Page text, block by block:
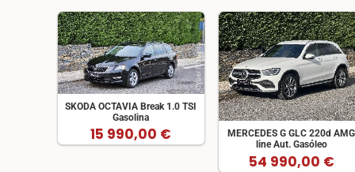
SKODA OCTAVIA Break 1.0 TSI
Gasolina
15 990,00 €
MERCEDES G GLC 220d AMG
line Aut. Gasóleo
54 990,00 €